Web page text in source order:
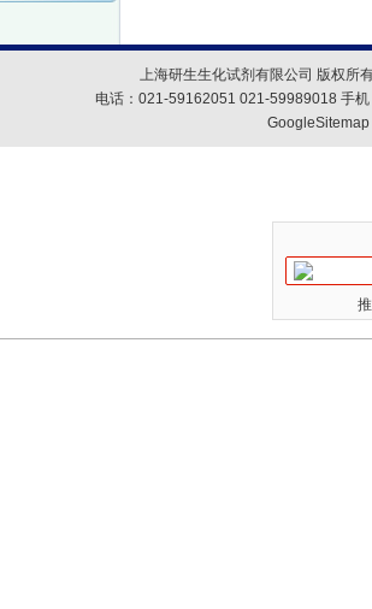
上海研生生化试剂有限公司 版权所
电话：021-59162051 021-59989018 手
GoogleSitemap